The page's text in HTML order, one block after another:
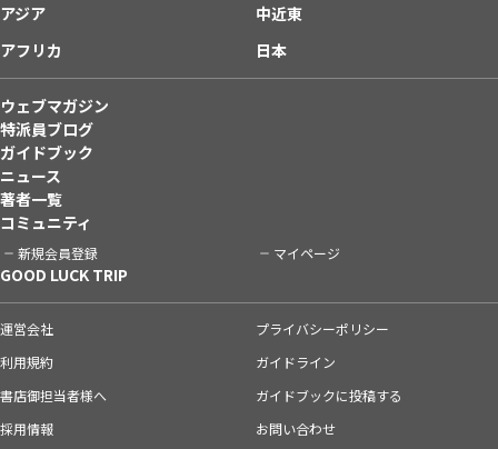
アジア
中近東
アフリカ
日本
ウェブマガジン
特派員ブログ
ガイドブック
ニュース
著者一覧
コミュニティ
新規会員登録 マイページ
GOOD LUCK TRIP
運営会社
プライバシーポリシー
利用規約
ガイドライン
書店御担当者様へ
ガイドブックに投稿する
採用情報
お問い合わせ